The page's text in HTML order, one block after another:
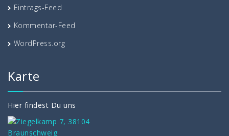
Eintrags-Feed
Kommentar-Feed
WordPress.org
Karte
Hier findest Du uns